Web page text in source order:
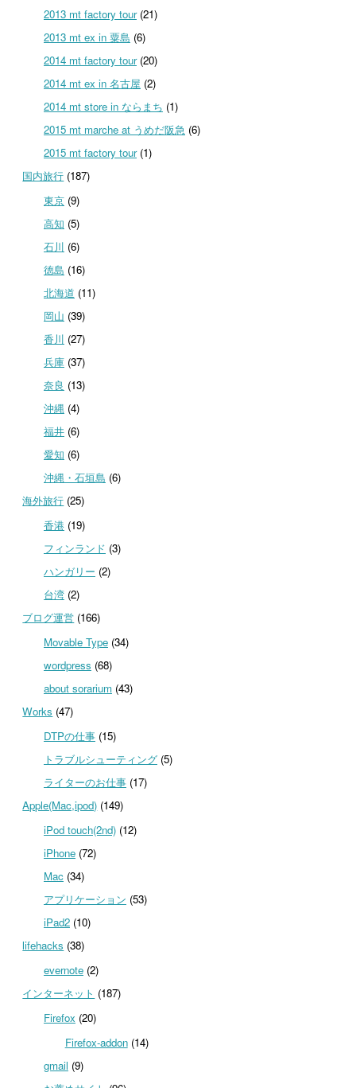
2013 mt factory tour(21)
2013 mt ex in 粟島 (6)
2014 mt factory tour(20)
2014 mt ex in 名古屋 (2)
2014 mt store in ならまち (1)
2015 mt marche at うめだ阪急 (6)
2015 mt factory tour(1)
国内旅行 (187)
東京(9)
高知 (5)
石川 (6)
徳島 (16)
北海道 (11)
岡山 (39)
香川 (27)
兵庫(37)
奈良 (13)
沖縄(4)
福井(6)
愛知 (6)
沖縄・石垣島 (6)
海外旅行 (25)
香港(19)
フィンランド (3)
ハンガリー (2)
台湾(2)
ブログ運営 (166)
Movable Type(34)
wordpress (68)
about sorarium(43)
Works (47)
DTPの仕事(15)
トラブルシューティング(5)
ライターのお仕事(17)
Apple(Mac,ipod) (149)
iPod touch(2nd)(12)
iPhone(72)
Mac(34)
アプリケーション (53)
iPad2(10)
lifehacks (38)
evernote(2)
インターネット (187)
Firefox (20)
Firefox-addon(14)
gmail (9)